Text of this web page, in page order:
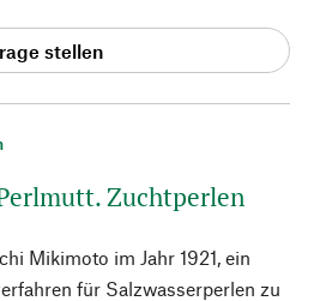
Zuchtperlen
Mikimoto im Jahr 1921, ein
für Salzwasserperlen zu
stellen